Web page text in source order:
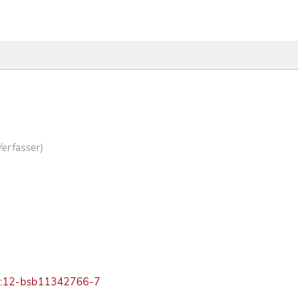
bsb11342766-7